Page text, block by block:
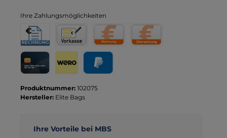
Ihre Zahlungsmöglichkeiten
Rechnung
Rechnung für Behörden
Vorkasse
Produktnummer: 102075
Hersteller: Elite Bags
Ihre Vorteile bei MBS